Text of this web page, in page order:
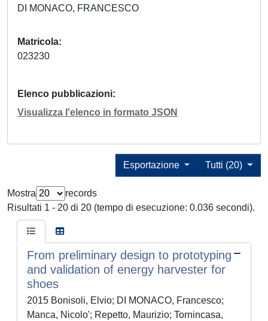
DI MONACO, FRANCESCO
Matricola
023230
Elenco pubblicazioni
Visualizza l'elenco in formato JSON
Tutti (20)
Esportazione
Mostra
records
Risultati 1 - 20 di 20 (tempo di esecuzione: 0.036 secondi).
From preliminary design to prototyping
and validation of energy harvester for
shoes
2015 Bonisoli, Elvio; DI MONACO, Francesco;
Manca, Nicolo'; Repetto, Maurizio; Tornincasa,